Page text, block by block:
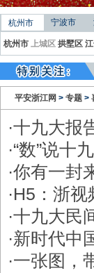
杭州市 宁波市
杭州市 上城区 拱墅区
物理整合”向“化学反应”跃
物理整合”向“化学反应”
平安浙江网 > 专题 >
·十九大报
·“数”说十
·你有一封
·H5：浙视
·十九大民
·新时代中
·一张图，